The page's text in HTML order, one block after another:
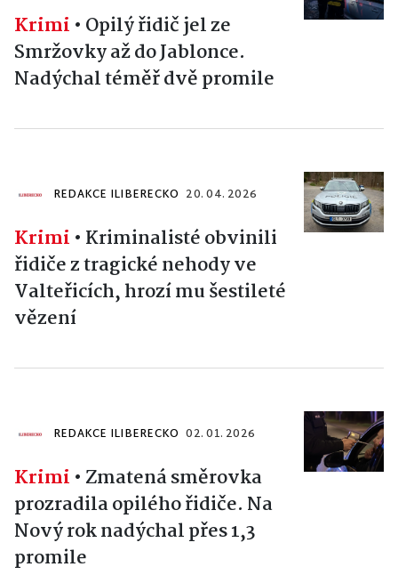
Krimi • Opilý řidič jel ze
Smržovky až do Jablonce.
Nadýchal téměř dvě promile
REDAKCE ILIBERECKO 20. 04. 2026
Krimi • Kriminalisté obvinili
řidiče z tragické nehody ve
Valteřicích, hrozí mu šestileté
vězení
REDAKCE ILIBERECKO 02. 01. 2026
Krimi • Zmatená směrovka
prozradila opilého řidiče. Na
Nový rok nadýchal přes 1,3
promile